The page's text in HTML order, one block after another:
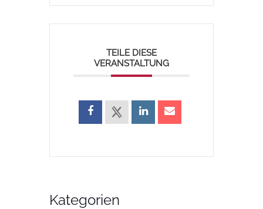
TEILE DIESE
VERANSTALTUNG
Kategorien